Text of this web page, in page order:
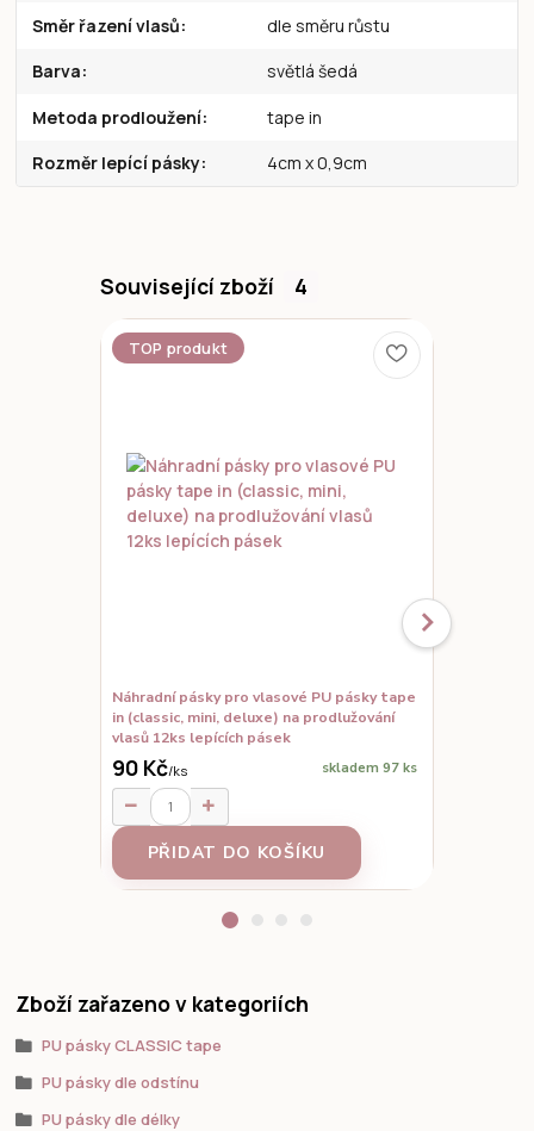
Směr řazení vlasů dle směru růstu
Barva světlá šedá
Metoda prodloužení tape in
Rozměr lepící pásky 4cm x 0,9cm
Související zboží 4
TOP produkt
Náhradní pásky pro vlasové PU pásky tape
in (classic, mini, deluxe) na prodlužování
vlasů 12ks lepících pásek
90 Kč/ks skladem 97 ks
PŘIDAT DO KOŠÍKU
Zboží zařazeno v kategoriích
PU pásky CLASSIC tape
PU pásky dle odstínu
PU pásky dle délky